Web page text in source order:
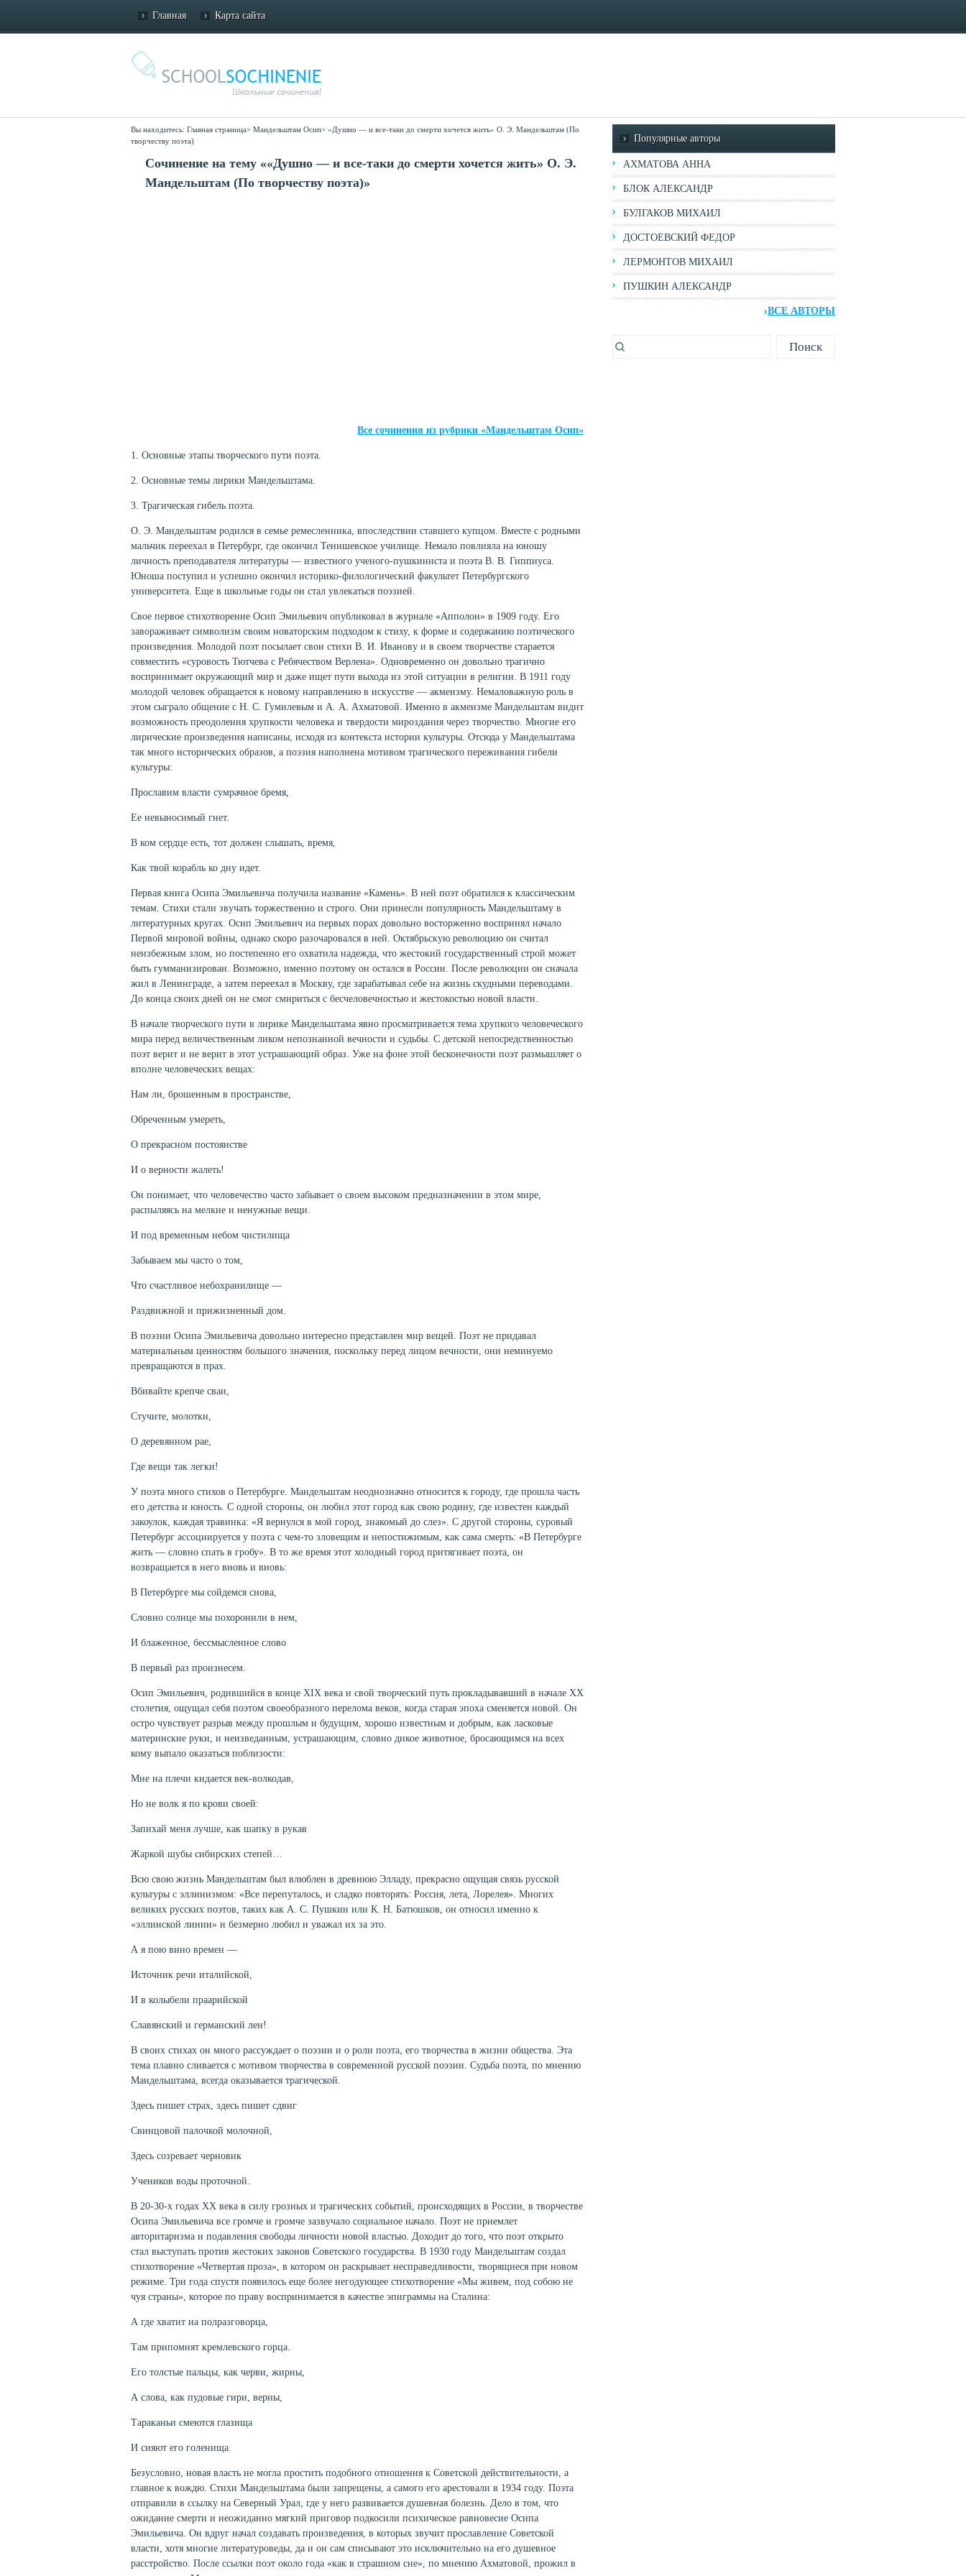
Главная Карта сайта
Вы находитесь: Главная страница> Мандельштам Осип> «Душно — и все-таки до смерти хочется жить» О. Э. Мандельштам (По
творчеству поэта)
Сочинение на тему ««Душно — и все-таки до смерти хочется жить» О. Э.
Мандельштам (По творчеству поэта)»
Все сочинения из рубрики «Мандельштам Осип»
1. Основные этапы творческого пути поэта.
2. Основные темы лирики Мандельштама.
3. Трагическая гибель поэта.
О. Э. Мандельштам родился в семье ремесленника, впоследствии ставшего купцом. Вместе с родными
мальчик переехал в Петербург, где окончил Тенишевское училище. Немало повлияла на юношу
личность преподавателя литературы — известного ученого-пушкиниста и поэта В. В. Гиппиуса.
Юноша поступил и успешно окончил историко-филологический факультет Петербургского
университета. Еще в школьные годы он стал увлекаться поэзией.
Свое первое стихотворение Осип Эмильевич опубликовал в журнале «Апполон» в 1909 году. Его
завораживает символизм своим новаторским подходом к стиху, к форме и содержанию поэтического
произведения. Молодой поэт посылает свои стихи В. И. Иванову и в своем творчестве старается
совместить «суровость Тютчева с Ребячеством Верлена». Одновременно он довольно трагично
воспринимает окружающий мир и даже ищет пути выхода из этой ситуации в религии. В 1911 году
молодой человек обращается к новому направлению в искусстве — акмеизму. Немаловажную роль в
этом сыграло общение с Н. С. Гумилевым и А. А. Ахматовой. Именно в акмеизме Мандельштам видит
возможность преодоления хрупкости человека и твердости мироздания через творчество. Многие его
лирические произведения написаны, исходя из контекста истории культуры. Отсюда у Мандельштама
так много исторических образов, а поэзия наполнена мотивом трагического переживания гибели
культуры:
Прославим власти сумрачное бремя,
Ее невыносимый гнет.
В ком сердце есть, тот должен слышать, время,
Как твой корабль ко дну идет.
Первая книга Осипа Эмильевича получила название «Камень». В ней поэт обратился к классическим
темам. Стихи стали звучать торжественно и строго. Они принесли популярность Мандельштаму в
литературных кругах. Осип Эмильевич на первых порах довольно восторженно воспринял начало
Первой мировой войны, однако скоро разочаровался в ней. Октябрьскую революцию он считал
неизбежным злом, но постепенно его охватила надежда, что жестокий государственный строй может
быть гумманизирован. Возможно, именно поэтому он остался в России. После революции он сначала
жил в Ленинграде, а затем переехал в Москву, где зарабатывал себе на жизнь скудными переводами.
До конца своих дней он не смог смириться с бесчеловечностью и жестокостью новой власти.
В начале творческого пути в лирике Мандельштама явно просматривается тема хрупкого человеческого
мира перед величественным ликом непознанной вечности и судьбы. С детской непосредственностью
поэт верит и не верит в этот устрашающий образ. Уже на фоне этой бесконечности поэт размышляет о
вполне человеческих вещах:
Нам ли, брошенным в пространстве,
Обреченным умереть,
О прекрасном постоянстве
И о верности жалеть!
Он понимает, что человечество часто забывает о своем высоком предназначении в этом мире,
распыляясь на мелкие и ненужные вещи.
И под временным небом чистилища
Забываем мы часто о том,
Что счастливое небохранилище —
Раздвижной и прижизненный дом.
В поэзии Осипа Эмильевича довольно интересно представлен мир вещей. Поэт не придавал
материальным ценностям большого значения, поскольку перед лицом вечности, они неминуемо
превращаются в прах.
Вбивайте крепче сваи,
Стучите, молотки,
О деревянном рае,
Где вещи так легки!
У поэта много стихов о Петербурге. Мандельштам неоднозначно относится к городу, где прошла часть
его детства и юность. С одной стороны, он любил этот город как свою родину, где известен каждый
закоулок, каждая травинка: «Я вернулся в мой город, знакомый до слез». С другой стороны, суровый
Петербург ассоциируется у поэта с чем-то зловещим и непостижимым, как сама смерть: «В Петербурге
жить — словно спать в гробу». В то же время этот холодный город притягивает поэта, он
возвращается в него вновь и вновь:
В Петербурге мы сойдемся снова,
Словно солнце мы похоронили в нем,
И блаженное, бессмысленное слово
В первый раз произнесем.
Осип Эмильевич, родившийся в конце XIX века и свой творческий путь прокладывавший в начале XX
столетия, ощущал себя поэтом своеобразного перелома веков, когда старая эпоха сменяется новой. Он
остро чувствует разрыв между прошлым и будущим, хорошо известным и добрым, как ласковые
материнские руки, и неизведанным, устрашающим, словно дикое животное, бросающимся на всех
кому выпало оказаться поблизости:
Мне на плечи кидается век-волкодав,
Но не волк я по крови своей:
Запихай меня лучше, как шапку в рукав
Жаркой шубы сибирских степей…
Всю свою жизнь Мандельштам был влюблен в древнюю Элладу, прекрасно ощущая связь русской
культуры с эллинизмом: «Все перепуталось, и сладко повторять: Россия, лета, Лорелея». Многих
великих русских поэтов, таких как А. С. Пушкин или К. Н. Батюшков, он относил именно к
«эллинской линии» и безмерно любил и уважал их за это.
А я пою вино времен —
Источник речи италийской,
И в колыбели праарийской
Славянский и германский лен!
В своих стихах он много рассуждает о поэзии и о роли поэта, его творчества в жизни общества. Эта
тема плавно сливается с мотивом творчества в современной русской поэзии. Судьба поэта, по мнению
Мандельштама, всегда оказывается трагической.
Здесь пишет страх, здесь пишет сдвиг
Свинцовой палочкой молочной,
Здесь созревает черновик
Учеников воды проточной.
В 20-30-х годах XX века в силу грозных и трагических событий, происходящих в России, в творчестве
Осипа Эмильевича все громче и громче зазвучало социальное начало. Поэт не приемлет
авторитаризма и подавления свободы личности новой властью. Доходит до того, что поэт открыто
стал выступать против жестоких законов Советского государства. В 1930 году Мандельштам создал
стихотворение «Четвертая проза», в котором он раскрывает несправедливости, творящиеся при новом
режиме. Три года спустя появилось еще более негодующее стихотворение «Мы живем, под собою не
чуя страны», которое по праву воспринимается в качестве эпиграммы на Сталина:
А где хватит на полразговорца,
Там припомнят кремлевского горца.
Его толстые пальцы, как черви, жирны,
А слова, как пудовые гири, верны,
Тараканьи смеются глазища
И сияют его голенища.
Безусловно, новая власть не могла простить подобного отношения к Советской действительности, а
главное к вождю. Стихи Мандельштама были запрещены, а самого его арестовали в 1934 году. Поэта
отправили в ссылку на Северный Урал, где у него развивается душевная болезнь. Дело в том, что
ожидание смерти и неожиданно мягкий приговор подкосили психическое равновесие Осипа
Эмильевича. Он вдруг начал создавать произведения, в которых звучит прославление Советской
власти, хотя многие литературоведы, да и он сам списывают это исключительно на его душевное
расстройство. После ссылки поэт около года «как в страшном сне», по мнению Ахматовой, прожил в
Популярные авторы
АХМАТОВА АННА
БЛОК АЛЕКСАНДР
БУЛГАКОВ МИХАИЛ
ДОСТОЕВСКИЙ ФЕДОР
ЛЕРМОНТОВ МИХАИЛ
ПУШКИН АЛЕКСАНДР
ВСЕ АВТОРЫ